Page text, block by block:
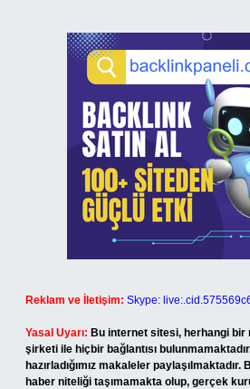
Reklam ve İletişim: Skype:
Yasal Uyarı: Bu internet sitesi, herhangi bir
şirketi ile hiçbir bağlantısı
hazırladığımız makaleler
haber niteliği taşımamakta olup, gerçek